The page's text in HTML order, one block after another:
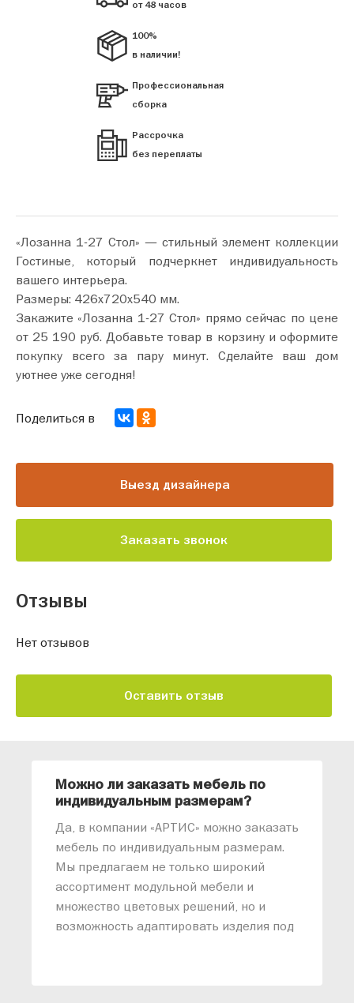
от 48 часов
100%
в наличии!
Профессиональная
сборка
Рассрочка
без переплаты
«Лозанна 1-27 Стол» — стильный элемент коллекции
Гостиные, который подчеркнет индивидуальность
вашего интерьера.
Размеры: 426х720х540 мм.
Закажите «Лозанна 1-27 Стол» прямо сейчас по цене
от 25 190 руб. Добавьте товар в корзину и оформите
покупку всего за пару минут. Сделайте ваш дом
уютнее уже сегодня!
Выезд дизайнера
Заказать звонок
Поделиться в
Отзывы
Нет отзывов
Оставить отзыв
Можно ли заказать мебель по
индивидуальным размерам?
Да, в компании «АРТИС» можно заказать
мебель по индивидуальным размерам.
Мы предлагаем не только широкий
ассортимент модульной мебели и
множество цветовых решений, но и
возможность адаптировать изделия под